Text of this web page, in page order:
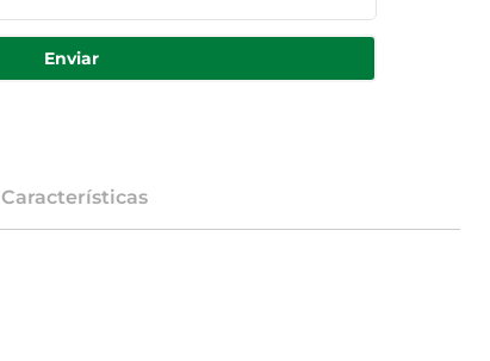
Enviar
Características